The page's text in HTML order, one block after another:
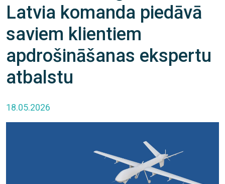
Latvia komanda piedāvā
saviem klientiem
apdrošināšanas ekspertu
atbalstu
18.05.2026